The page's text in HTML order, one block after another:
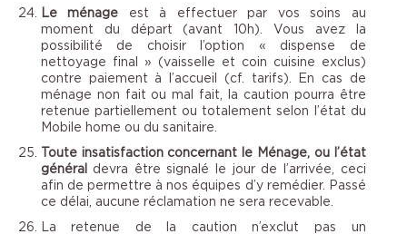
Le ménage est à effectuer par vos soins au
moment du départ (avant 10h). Vous avez la
possibilité de choisir l’option « dispense de
nettoyage final » (vaisselle et coin cuisine exclus)
contre paiement à l’accueil (cf. tarifs). En cas de
ménage non fait ou mal fait, la caution pourra être
retenue partiellement ou totalement selon l’état du
Mobile home ou du sanitaire.
Toute insatisfaction concernant le Ménage, ou l’état
général devra être signalé le jour de l’arrivée, ceci
afin de permettre à nos équipes d’y remédier. Passé
ce délai, aucune réclamation ne sera recevable.
La retenue de la caution n’exclut pas un